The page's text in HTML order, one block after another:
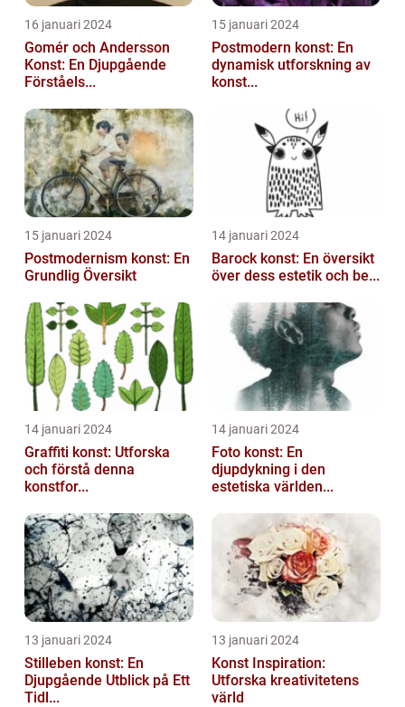
16 januari 2024
Gomér och Andersson
Konst: En Djupgående
Förståels...
15 januari 2024
Postmodern konst: En
dynamisk utforskning av
konst...
15 januari 2024
Postmodernism konst: En
Grundlig Översikt
14 januari 2024
Barock konst: En översikt
över dess estetik och be...
14 januari 2024
Graffiti konst: Utforska
och förstå denna
konstfor...
14 januari 2024
Foto konst: En
djupdykning i den
estetiska världen...
13 januari 2024
Stilleben konst: En
Djupgående Utblick på Ett
Tidl...
13 januari 2024
Konst Inspiration:
Utforska kreativitetens
värld